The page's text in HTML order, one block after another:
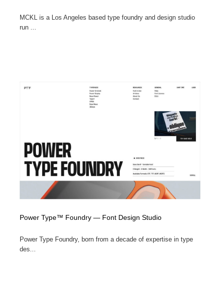
MCKL is a Los Angeles based type foundry and design studio
run ...
Power Type™ Foundry — Font Design Studio
Power Type Foundry, born from a decade of expertise in type
des...